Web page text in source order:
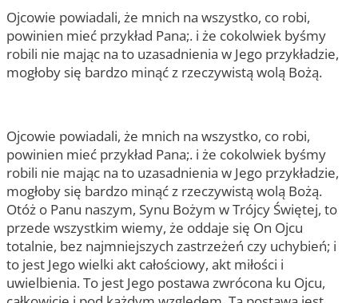
Ojcowie powiadali, że mnich na wszystko, co robi,
powinien mieć przykład Pana;. i że cokolwiek byśmy
robili nie mając na to uzasadnienia w Jego przykładzie,
mogłoby się bardzo minąć z rzeczywistą wolą Bożą.
Ojcowie powiadali, że mnich na wszystko, co robi,
powinien mieć przykład Pana;. i że cokolwiek byśmy
robili nie mając na to uzasadnienia w Jego przykładzie,
mogłoby się bardzo minąć z rzeczywistą wolą Bożą.
Otóż o Panu naszym, Synu Bożym w Trójcy Świętej, to
przede wszystkim wiemy, że oddaje się On Ojcu
totalnie, bez najmniejszych zastrzeżeń czy uchybień; i
to jest Jego wielki akt całościowy, akt miłości i
uwielbienia. To jest Jego postawa zwrócona ku Ojcu,